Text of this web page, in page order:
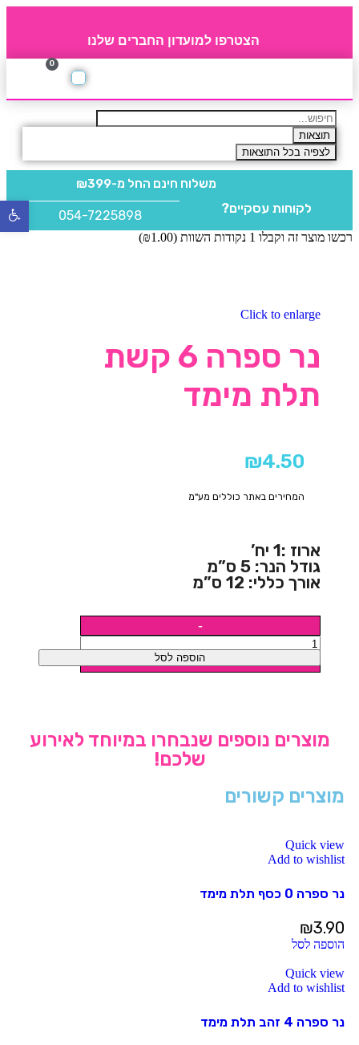
הצטרפו למועדון החברים שלנו
0
תוצאות
לצפיה בכל התוצאות
משלוח חינם החל מ-₪399
לקוחות עסקיים? 054-7225898
רכשו מוצר זה וקבלו 1 נקודות השוות ( ₪1.00
)
Click to enlarge
נר ספרה 6 קשת
תלת מימד
₪4.50
המחירים באתר כוללים מע"מ
ארוז :1 יח’
גודל הנר: 5 ס”מ
אורך כללי: 12 ס”מ
הוספה לסל
מוצרים נוספים שנבחרו במיוחד לאירוע
שלכם!
מוצרים קשורים
Quick view
Add to wishlist
נר ספרה 0 כסף תלת מימד
₪3.90
הוספה לסל
Quick view
Add to wishlist
נר ספרה 4 זהב תלת מימד
פתח